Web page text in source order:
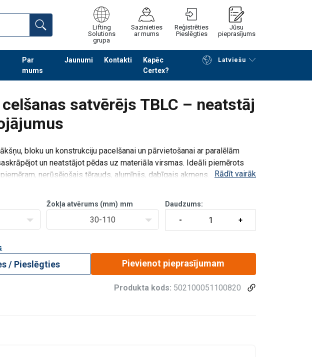
Lifting
Solutions
grupa
Sazinieties
ar mums
Reģistrēties
Pieslēgties
Jūsu
pieprasījums
Par
mums
Jaunumi Kontakti
Kapēc
Certex?
Latviešu
meklēt preces Noformēt piedāvājuma pieprasījumu
satvērējs TBLC – neatstāj
bloku un konstrukciju pacelšanai un pārvietošanai ar paralēlām
un neatstājot pēdas uz materiāla virsmas. Ideāli piemērots
nerūsējošais tērauds, alumīnijs, dabīgais akmens, kompRādīt vairāk
Žokļa atvērums (mm) mm
30-110
Daudzums:
/ Pieslēgties Pievienot pieprasījumam
Produkta kods: 502100051100820